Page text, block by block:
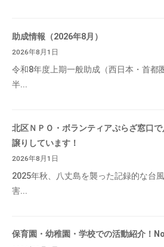
助成情報（2026年8月）
2026年8月1日
令和8年度上期一般助成（西日本・首都
半...
北区ＮＰＯ・ボランティアぷらざ窓口
譲りしています！
2026年8月1日
2025年秋、八丈島を襲った記録的な台
害...
保育園・幼稚園・学校での活動紹介！